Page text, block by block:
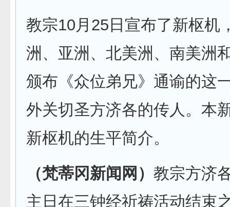
教宗10月25日宣布了新枢机
洲、亚洲、北美洲、南美洲
颁布《众位弟兄》通谕的这
外关切圣方济各的传人。本
新枢机的生平简介。
（梵蒂冈新闻网） 教宗方济
主日在三钟经祈祷活动结束